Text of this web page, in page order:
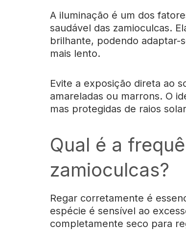
A iluminação é um dos
saudável das zamioculcas.
brilhante, podendo adaptar-
mais lento.
Evite a exposição direta ao
amareladas ou marrons. O
mas protegidas de raios
Qual é a
zamioculcas?
Regar corretamente é
espécie é sensível ao
completamente seco para